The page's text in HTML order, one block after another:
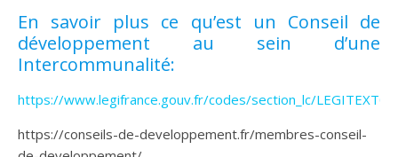
En savoir plus ce qu’est un Conseil de
développement au sein d’une
Intercommunalité:
https://www.legifrance.gouv.fr/codes/section_lc/
https://conseils-de-developpement.fr/membres-conseil-